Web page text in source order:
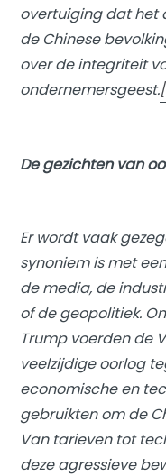
overtuiging dat het
de Chinese
over de integriteit
ondernemersgeest.
De gezichten van
Er wordt vaak
synoniem is met
de media, de
of de geopolitiek.
Trump voerden de
veelzijdige oorlog
economische en
gebruikten om de
Van tarieven tot
deze agressieve